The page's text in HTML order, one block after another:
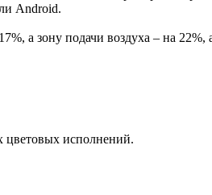
Android.
а зону подачи воздуха – на
цветовых исполнений.